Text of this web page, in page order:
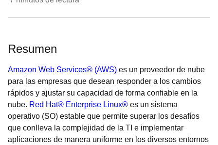
Resumen
Amazon Web Services® (AWS) es un proveedor de nube
para las empresas que desean responder a los cambios
rápidos y ajustar su capacidad de forma confiable en la
nube. Red Hat® Enterprise Linux® es un sistema
operativo (SO) estable que permite superar los desafíos
que conlleva la complejidad de la TI e implementar
aplicaciones de manera uniforme en los diversos entornos